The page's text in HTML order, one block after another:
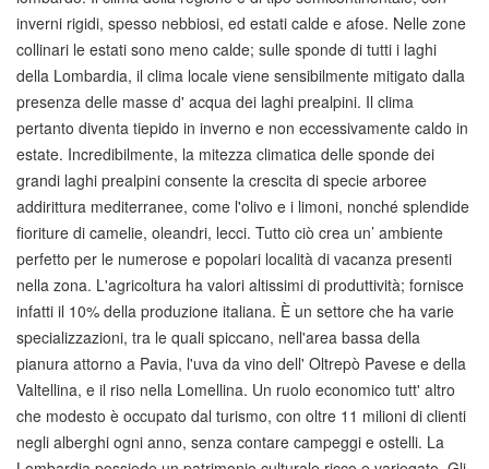
inverni rigidi, spesso nebbiosi, ed estati calde e afose. Nelle zone
collinari le estati sono meno calde; sulle sponde di tutti i laghi
della Lombardia, il clima locale viene sensibilmente mitigato dalla
presenza delle masse d' acqua dei laghi prealpini. Il clima
pertanto diventa tiepido in inverno e non eccessivamente caldo in
estate. Incredibilmente, la mitezza climatica delle sponde dei
grandi laghi prealpini consente la crescita di specie arboree
addirittura mediterranee, come l'olivo e i limoni, nonché splendide
fioriture di camelie, oleandri, lecci. Tutto ciò crea un’ ambiente
perfetto per le numerose e popolari località di vacanza presenti
nella zona. L'agricoltura ha valori altissimi di produttività; fornisce
infatti il 10% della produzione italiana. È un settore che ha varie
specializzazioni, tra le quali spiccano, nell'area bassa della
pianura attorno a Pavia, l'uva da vino dell' Oltrepò Pavese e della
Valtellina, e il riso nella Lomellina. Un ruolo economico tutt' altro
che modesto è occupato dal turismo, con oltre 11 milioni di clienti
negli alberghi ogni anno, senza contare campeggi e ostelli. La